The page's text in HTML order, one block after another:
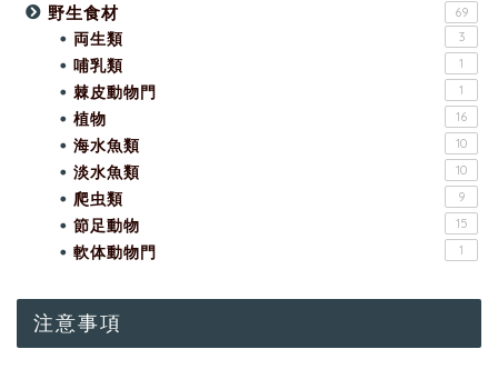
野生食材 69
両生類 3
哺乳類 1
棘皮動物門 1
植物 16
海水魚類 10
淡水魚類 10
爬虫類 9
節足動物 15
軟体動物門 1
注意事項